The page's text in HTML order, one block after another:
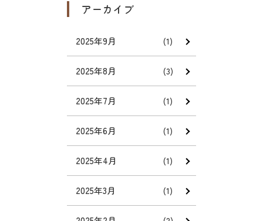
アーカイブ
2025年9月 (1)
2025年8月 (3)
2025年7月 (1)
2025年6月 (1)
2025年4月 (1)
2025年3月 (1)